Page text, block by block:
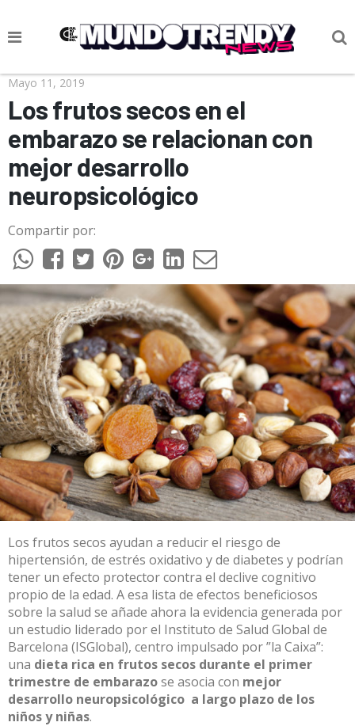
NOTICIAS
CULTURA POP
CIENCIA Y TECNOLOGÍA
VIDA
CULTURIZANDO.COM
Mayo 11, 2019
Los frutos secos en el
embarazo se relacionan con
mejor desarrollo
neuropsicológico
Compartir por:
Los frutos secos ayudan a reducir el riesgo de
hipertensión, de estrés oxidativo y de diabetes y podrían
tener un efecto protector contra el declive cognitivo
propio de la edad. A esa lista de efectos beneficiosos
sobre la salud se añade ahora la evidencia generada por
un estudio liderado por el Instituto de Salud Global de
Barcelona (ISGlobal), centro impulsado por ”la Caixa”:
una dieta rica en frutos secos durante el primer
trimestre de embarazose asocia con mejor
desarrollo neuropsicológico a largo plazo de los
niños y niñas.